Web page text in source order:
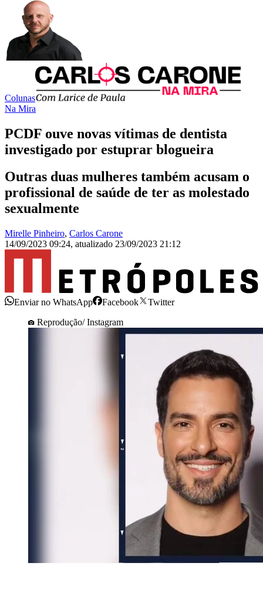
Colunas
Na Mira
PCDF ouve novas vítimas de dentista
investigado por estuprar blogueira
Outras duas mulheres também acusam o
profissional de saúde de ter as molestado
sexualmente
Mirelle Pinheiro, Carlos Carone
14/09/2023 09:24, atualizado 23/09/2023 21:12
Enviar no WhatsApp Facebook
Twitter
Reprodução/ Instagram